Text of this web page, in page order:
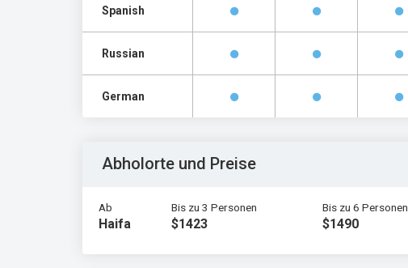
Spanish
Russian
German
Abholorte und Preise
Ab
Haifa
Bis zu 3 Personen
$1423
Bis zu 6 Personen
$1490